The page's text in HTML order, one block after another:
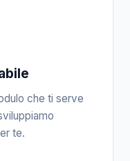
che ti serve
te.